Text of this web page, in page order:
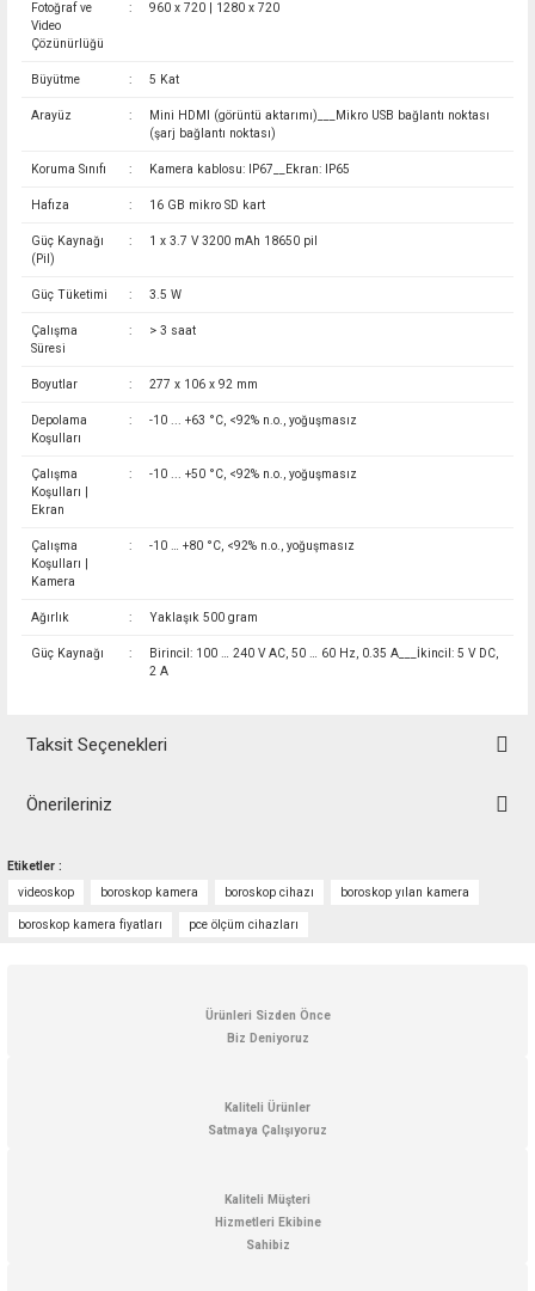
Fotoğraf ve
Video
Çözünürlüğü
: 960 x 720 | 1280 x 720
Büyütme : 5 Kat
Arayüz :
Mini HDMI (görüntü aktarımı)___Mikro USB bağlantı noktası
(şarj bağlantı noktası)
Koruma Sınıfı : Kamera kablosu: IP67__Ekran: IP65
Hafıza : 16 GB mikro SD kart
Güç Kaynağı
(Pil)
: 1 x 3.7 V 3200 mAh 18650 pil
Güç Tüketimi : 3.5 W
Çalışma
Süresi
: > 3 saat
Boyutlar : 277 x 106 x 92 mm
Depolama
Koşulları
: -10 ... +63 °C, <92% n.o., yoğuşmasız
Çalışma
Koşulları |
Ekran
: -10 ... +50 °C, <92% n.o., yoğuşmasız
Çalışma
Koşulları |
Kamera
: -10 … +80 °C, <92% n.o., yoğuşmasız
Ağırlık : Yaklaşık 500 gram
Güç Kaynağı :
Birincil: 100 … 240 V AC, 50 … 60 Hz, 0.35 A___İkincil: 5 V DC,
2 A
Taksit Seçenekleri
Önerileriniz
yetersiz gördüğünüz noktaları öneri formunu kullanarak tarafımıza
iletebilirsiniz.
Görüş ve önerileriniz için teşekkür ederiz.
Ürün açıklamasında eksik bilgiler bulunuyor.
Ürün bilgilerinde hatalar bulunuyor.
Bu ürüne benzer farklı alternatifler olmalı.
Etiketler :
videoskop
boroskop kamera boroskop cihazı boroskop yılan kamera
boroskop kamera fiyatları pce ölçüm cihazları
Ürünleri Sizden Önce
Biz Deniyoruz
Kaliteli Ürünler
Satmaya Çalışıyoruz
Kaliteli Müşteri
Hizmetleri Ekibine
Sahibiz